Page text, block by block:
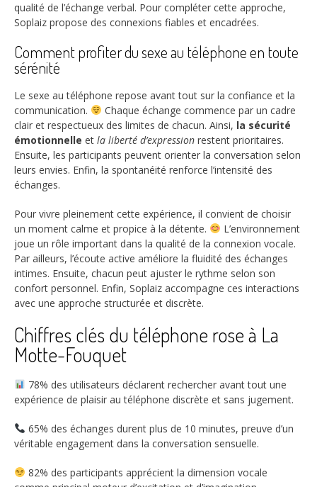
qualité de l’échange verbal. Pour compléter cette approche,
Soplaiz propose des connexions fiables et encadrées.
Comment profiter du sexe au téléphone en toute
sérénité
Le sexe au téléphone repose avant tout sur la confiance et la
communication.
Chaque échange commence par un cadre
clair et respectueux des limites de chacun. Ainsi, la sécurité
émotionnelle et la liberté d’expression restent prioritaires.
Ensuite, les participants peuvent orienter la conversation selon
leurs envies. Enfin, la spontanéité renforce l’intensité des
échanges.
Pour vivre pleinement cette expérience, il convient de choisir
un moment calme et propice à la détente.
L’environnement
joue un rôle important dans la qualité de la connexion vocale.
Par ailleurs, l’écoute active améliore la fluidité des échanges
intimes. Ensuite, chacun peut ajuster le rythme selon son
confort personnel. Enfin, Soplaiz accompagne ces interactions
avec une approche structurée et discrète.
Chiffres clés du téléphone rose à La
Motte-Fouquet
78% des utilisateurs déclarent rechercher avant tout une
expérience de plaisir au téléphone discrète et sans jugement.
65% des échanges durent plus de 10 minutes, preuve d’un
véritable engagement dans la conversation sensuelle.
82% des participants apprécient la dimension vocale